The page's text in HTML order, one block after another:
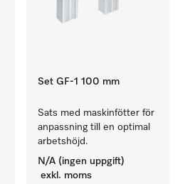
Set GF-1 100 mm
Sats med maskinfötter för
anpassning till en optimal
arbetshöjd.
N/A (ingen uppgift)
exkl. moms